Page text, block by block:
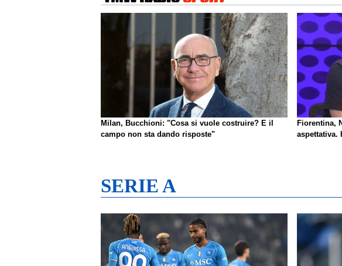
Milan, Bucchioni: "Cosa si vuole costruire? E il
campo non sta dando risposte"
Fiorentina,
aspettativa.
SERIE A